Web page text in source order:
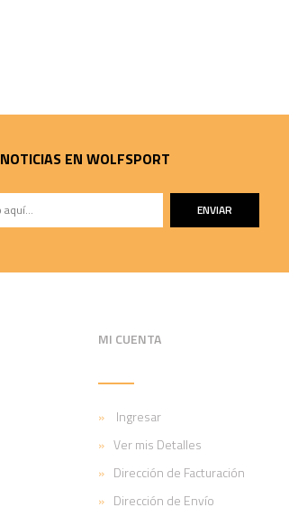
NOTICIAS EN WOLFSPORT
ENVIAR
MI CUENTA
Ingresar
Ver mis Detalles
Dirección de Facturación
Dirección de Envío